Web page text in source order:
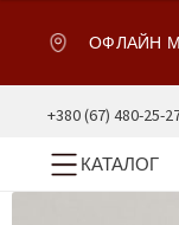
ОФЛАЙН
+380 (67) 480-25-
КАТАЛОГ